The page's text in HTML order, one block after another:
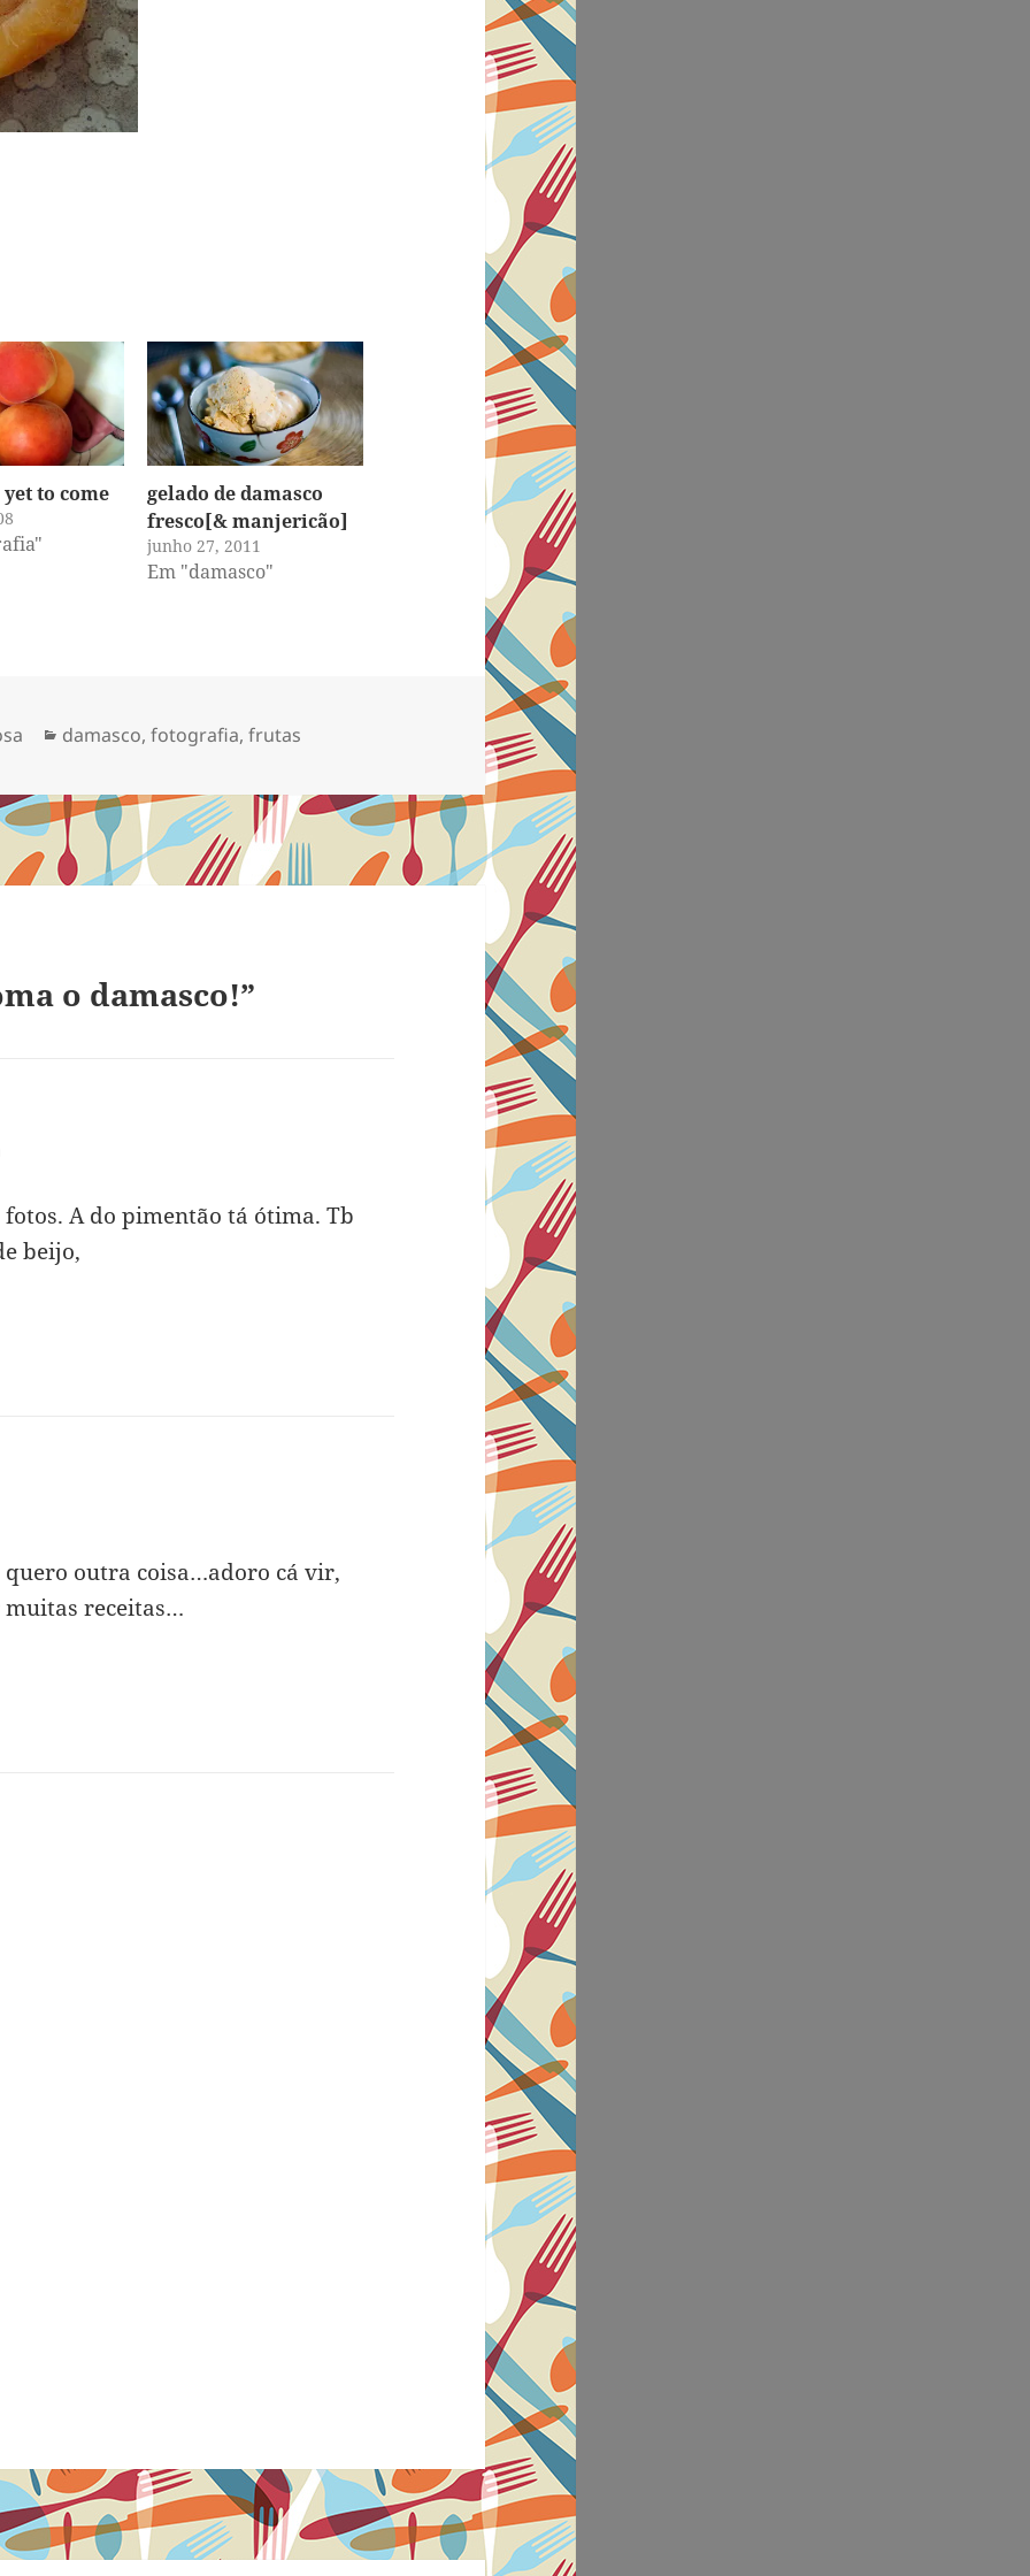
to come
gelado de damasco
fresco[& manjericão]
junho 27, 2011
Em "damasco"
Categorias
damasco,fotografia,frutas
o damasco!”
A do pimentão tá ótima. Tb
beijo,
outra coisa…adoro cá vir,
receitas…